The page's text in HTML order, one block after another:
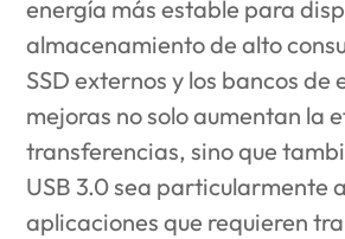
energía más estable para
almacenamiento de alto
SSD externos y los bancos de
mejoras no solo aumentan la
transferencias, sino que
USB 3.0 sea particularmente
aplicaciones que requieren